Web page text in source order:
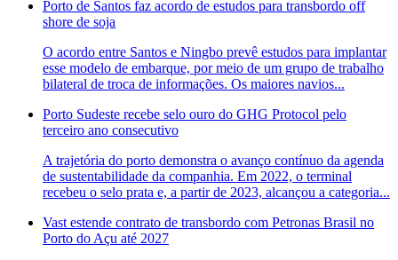
Porto de Santos faz acordo de estudos para transbordo off
shore de soja
O acordo entre Santos e Ningbo prevê estudos para implantar
esse modelo de embarque, por meio de um grupo de trabalho
bilateral de troca de informações. Os maiores navios...
Porto Sudeste recebe selo ouro do GHG Protocol pelo
terceiro ano consecutivo
A trajetória do porto demonstra o avanço contínuo da agenda
de sustentabilidade da companhia. Em 2022, o terminal
recebeu o selo prata e, a partir de 2023, alcançou a categoria...
Vast estende contrato de transbordo com Petronas Brasil no
Porto do Açu até 2027